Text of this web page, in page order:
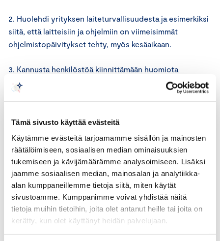
Tämä sivusto käyttää evästeitä
Käytämme evästeitä tarjoamamme sisällön ja mainosten
räätälöimiseen, sosiaalisen median ominaisuuksien
tukemiseen ja kävijämäärämme analysoimiseen. Lisäksi
jaamme sosiaalisen median, mainosalan ja analytiikka-
alan kumppaneillemme tietoja siitä, miten käytät
sivustoamme. Kumppanimme voivat yhdistää näitä
tietoja muihin tietoihin, joita olet antanut heille tai joita on
kerätty, kun olet käyttänyt heidän palvelujaan.
2. Huolehdi yrityksen laiteturvallisuudesta ja esimerkiksi
siitä, että laitteisiin ja ohjelmiin on viimeisimmät
ohjelmistopäivitykset tehty, myös kesäaikaan.
3. Kannusta henkilöstöä kiinnittämään huomiota
salasanoihin ja esimerkiksi siihen, miten luoda hyviä
salasanoja ja salasanojen vaihtamisen tiheyteen.
henkilöstön käyttöön.
4. Suosi palveluita, joissa monivaiheinen
tunnistautuminen on mahdollistettu.